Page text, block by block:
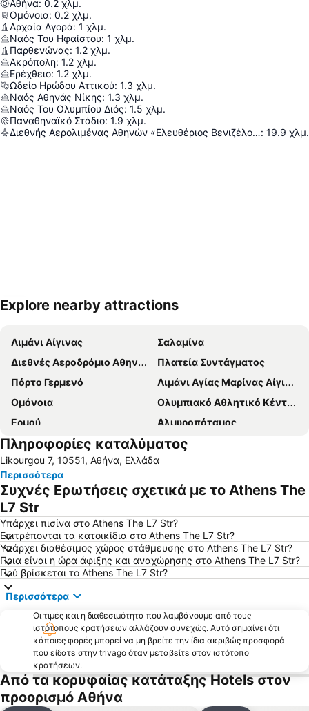
Αθήνα: 0.2 χλμ.
Ομόνοια: 0.2 χλμ.
Αρχαία Αγορά: 1 χλμ.
Ναός Του Ηφαίστου: 1 χλμ.
Παρθενώνας: 1.2 χλμ.
Ακρόπολη: 1.2 χλμ.
Ερέχθειο: 1.2 χλμ.
Ωδείο Ηρώδου Αττικού: 1.3 χλμ.
Ναός Αθηνάς Νίκης: 1.3 χλμ.
Ναός Του Ολυμπίου Διός: 1.5 χλμ.
Παναθηναϊκό Στάδιο: 1.9 χλμ.
Διεθνής Αερολιμένας Αθηνών «Ελευθέριος Βενιζέλος»: 19.9 χλμ.
Ανάπτυξη χάρτη
Explore nearby attractions
Λιμάνι Αίγινας
Σαλαμίνα
Διεθνές Αεροδρόμιο Αθηνών Ελευθέριος Βενιζέλος
Πλατεία Συντάγματος
Πόρτο Γερμενό
Λιμάνι Αγίας Μαρίνας Αίγινας
Ομόνοια
Ολυμπιακό Αθλητικό Κέντρο Αθηνών 'Σπύρος Λούης'
Ερμού
Αλμυροπόταμος
Νέα Σμύρνη
Αλεποχώρι
Μοναστηράκι
Παιανία
Σιδηροδρομικός Σταθμός Αθήνας - Σταθμός Λαρίσης
Πεύκη
Λευκαντί
Παραλία Ωρωπού
Μαύρο Λιθάρι
Παραλία Νέων Στύρων
Λιμάνι Ραφήνας
Βριλήσσια
Άλσος Νέας Φιλαδέλφειας
Κολωνάκι
Χαϊδάρι
Νέο Ηράκλειο Αττικής
Λιμάνι Λαυρίου
Αιγάλεω
Λαγονήσι
Ψυρρή
Το μετρό της Αθήνας
Παλαιά Φώκαια
Μικρολίμανο
Ακρόπολη Αθηνών
Πληροφορίες καταλύματος
Likourgou 7, 10551, Αθήνα, Ελλάδα
Περισσότερα
Συχνές Ερωτήσεις σχετικά με το Athens The
L7 Str
Υπάρχει πισίνα στο Athens The L7 Str?
Επιτρέπονται τα κατοικίδια στο Athens The L7 Str?
Υπάρχει διαθέσιμος χώρος στάθμευσης στο Athens The L7 Str?
Ποια είναι η ώρα άφιξης και αναχώρησης στο Athens The L7 Str?
Πού βρίσκεται το Athens The L7 Str?
Περισσότερα
Οι τιμές και η διαθεσιμότητα που λαμβάνουμε από τους
ιστότοπους κρατήσεων αλλάζουν συνεχώς. Αυτό σημαίνει ότι
κάποιες φορές μπορεί να μη βρείτε την ίδια ακριβώς προσφορά
που είδατε στην trivago όταν μεταβείτε στον ιστότοπο
κρατήσεων.
Από τα κορυφαίας κατάταξης Hotels στον
προορισμό Αθήνα